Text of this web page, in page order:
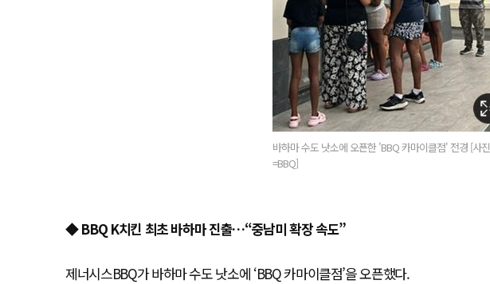
바하마 수도 낫소에 오픈한 'BBQ 카마이클점' 전경 [사진
=BBQ]
◆ BBQ K치킨 최초 바하마 진출…“중남미 확장 속도”
제너시스BBQ가 바하마 수도 낫소에 ‘BBQ 카마이클점’을 오픈했다.